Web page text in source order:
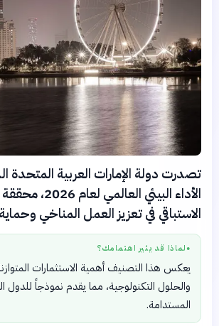
دولة الإمارات العربية المتحدة الدول
الأداء البيئي العالمي
في تعزيز العمل المناخي وحماية
لماذا قد يثير اهتمامك؟
يعكس هذا التصنيف أهمية الاستثمارات المتوازنة في
والحلول التكنولوجية، مما يقدم نموذجاً للدول
المستدامة.